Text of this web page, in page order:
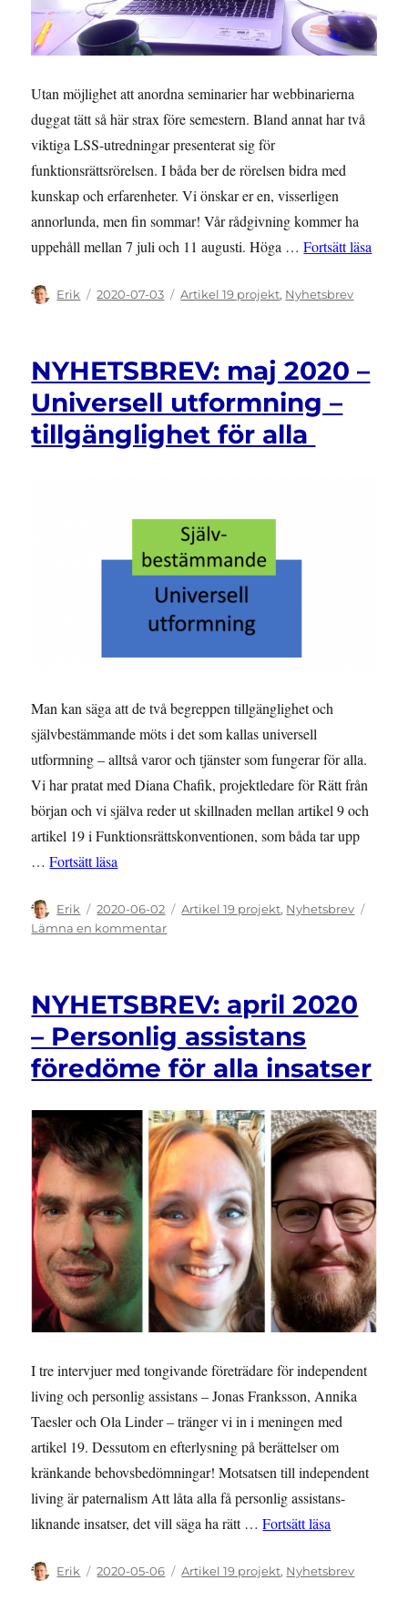
Utan möjlighet att anordna seminarier har webbinarierna
duggat tätt så här strax före semestern. Bland annat har två
viktiga LSS-utredningar presenterat sig för
funktionsrättsrörelsen. I båda ber de rörelsen bidra med
kunskap och erfarenheter. Vi önskar er en, visserligen
annorlunda, men fin sommar! Vår rådgivning kommer ha
uppehåll mellan 7 juli och 11 augusti. Höga …Fortsätt läsa
Författare
Erik
Publicerat
2020-07-03 Kategorier
Artikel 19 projekt, Nyhetsbrev
NYHETSBREV: maj 2020 –
Universell utformning –
tillgänglighet för alla
Man kan säga att de två begreppen tillgänglighet och
självbestämmande möts i det som kallas universell
utformning – alltså varor och tjänster som fungerar för alla.
Vi har pratat med Diana Chafik, projektledare för Rätt från
början och vi själva reder ut skillnaden mellan artikel 9 och
artikel 19 i Funktionsrättskonventionen, som båda tar upp
…Fortsätt läsa
Författare
Erik
Publicerat
den
2020-06-02 Kategorier
Artikel 19 projekt, Nyhetsbrev
Lämna en kommentartill
–
utformning
–
tillgänglighet
alla
NYHETSBREV: april 2020
– Personlig assistans
föredöme för alla insatser
I tre intervjuer med tongivande företrädare för independent
living och personlig assistans – Jonas Franksson, Annika
Taesler och Ola Linder – tränger vi in i meningen med
artikel 19. Dessutom en efterlysning på berättelser om
kränkande behovsbedömningar! Motsatsen till independent
living är paternalism Att låta alla få personlig assistans-
liknande insatser, det vill säga ha rätt …Fortsätt läsa
Författare
Erik
Publicerat
2020-05-06 Kategorier
Artikel 19 projekt, Nyhetsbrev